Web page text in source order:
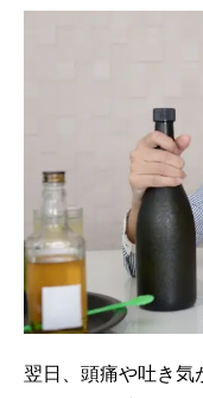
翌日、頭痛や吐き